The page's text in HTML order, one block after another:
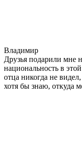
Владимир
Друзья подарили мне
национальность в
отца никогда не
хотя бы знаю, откуда